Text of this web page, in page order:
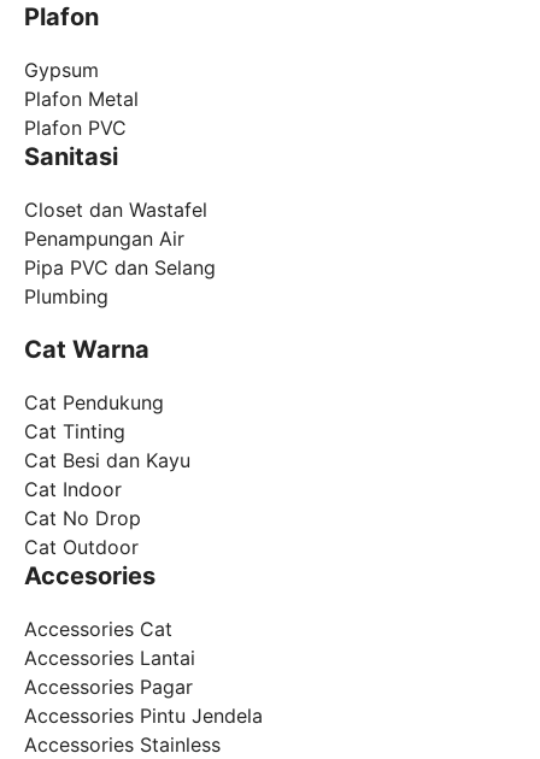
Plafon
Gypsum
Plafon Metal
Plafon PVC
Sanitasi
Closet dan Wastafel
Penampungan Air
Pipa PVC dan Selang
Plumbing
Cat Warna
Cat Pendukung
Cat Tinting
Cat Besi dan Kayu
Cat Indoor
Cat No Drop
Cat Outdoor
Accesories
Accessories Cat
Accessories Lantai
Accessories Pagar
Accessories Pintu Jendela
Accessories Stainless